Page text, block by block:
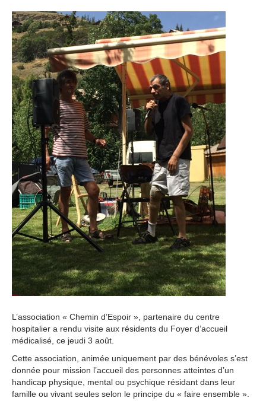
L’association « Chemin d’Espoir », partenaire du centre
hospitalier a rendu visite aux résidents du Foyer d’accueil
médicalisé, ce jeudi 3 août.
Cette association, animée uniquement par des bénévoles s’est
donnée pour mission l’accueil des personnes atteintes d’un
handicap physique, mental ou psychique résidant dans leur
famille ou vivant seules selon le principe du « faire ensemble ».